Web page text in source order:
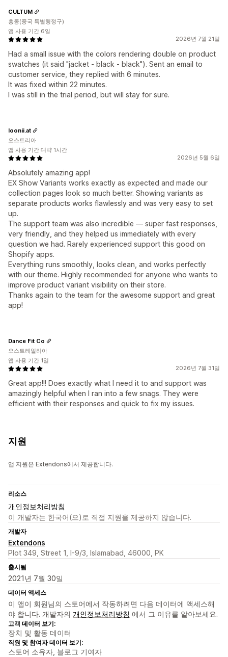
2026년 7월 21일
Had a small issue with the colors rendering double on product
swatches (it said "jacket - black - black"). Sent an email to
customer service, they replied with 6 minutes.
It was fixed within 22 minutes.
I was still in the trial period, but will stay for sure.
CULTUM
홍콩(중국 특별행정구)
앱 사용 기간 6일
2026년 5월 6일
Absolutely amazing app!
EX Show Variants works exactly as expected and made our
collection pages look so much better. Showing variants as
separate products works flawlessly and was very easy to set
up.
The support team was also incredible — super fast responses,
very friendly, and they helped us immediately with every
question we had. Rarely experienced support this good on
Shopify apps.
Everything runs smoothly, looks clean, and works perfectly
with our theme. Highly recommended for anyone who wants to
improve product variant visibility on their store.
Thanks again to the team for the awesome support and great
app!
loonii.at
오스트리아
앱 사용 기간 대략 1시간
2026년 7월 31일
Great app!!! Does exactly what I need it to and support was
amazingly helpful when I ran into a few snags. They were
efficient with their responses and quick to fix my issues.
Dance Fit Co
오스트레일리아
앱 사용 기간 1일
지원
앱 지원은 Extendons에서 제공합니다.
리소스
개인정보처리방침
이 개발자는 한국어(으)로 직접 지원을 제공하지 않습니다.
개발자
Extendons
Plot 349, Street 1, I-9/3, Islamabad, 46000, PK
출시됨
2021년 7월 30일
데이터 액세스
이 앱이 회원님의 스토어에서 작동하려면 다음 데이터에 액세스해
야 합니다. 개발자의 개인정보처리방침 에서 그 이유를 알아보세요.
고객 데이터 보기:
장치 및 활동 데이터
직원 및 참여자 데이터 보기:
스토어 소유자, 블로그 기여자